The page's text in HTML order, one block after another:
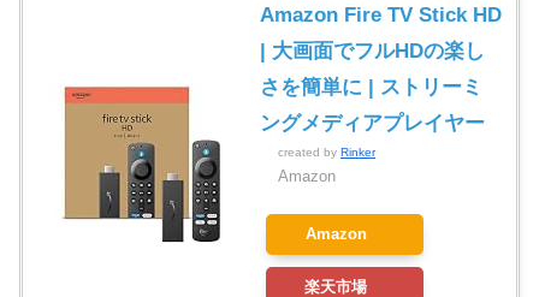
Amazon Fire TV Stick HD
| 大画面でフルHDの楽し
さを簡単に | ストリーミ
ングメディアプレイヤー
created by Rinker
Amazon
Amazon
楽天市場